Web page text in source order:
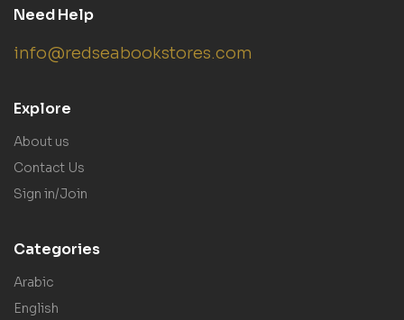
Need Help
info@redseabookstores.com
Explore
About us
Contact Us
Sign in/Join
Categories
Arabic
English